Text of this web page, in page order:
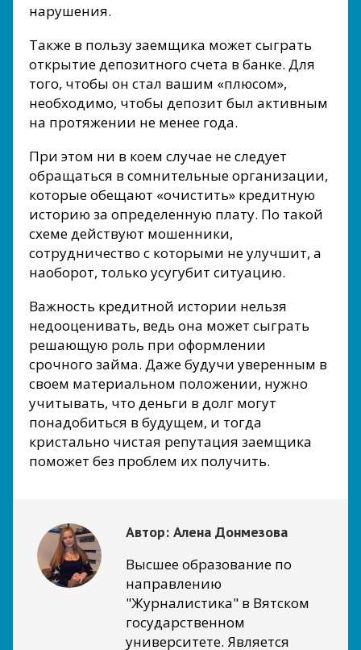
нарушения.
Также в пользу заемщика может сыграть
открытие депозитного счета в банке. Для
того, чтобы он стал вашим «плюсом»,
необходимо, чтобы депозит был активным
на протяжении не менее года.
При этом ни в коем случае не следует
обращаться в сомнительные организации,
которые обещают «очистить» кредитную
историю за определенную плату. По такой
схеме действуют мошенники,
сотрудничество с которыми не улучшит, а
наоборот, только усугубит ситуацию.
Важность кредитной истории нельзя
недооценивать, ведь она может сыграть
решающую роль при оформлении
срочного займа. Даже будучи уверенным в
своем материальном положении, нужно
учитывать, что деньги в долг могут
понадобиться в будущем, и тогда
кристально чистая репутация заемщика
поможет без проблем их получить.
Автор: Алена Донмезова
Высшее образование по
направлению
"Журналистика" в Вятском
государственном
университете. Является